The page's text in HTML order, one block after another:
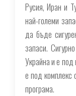
Русия, Иран и
най-големи
да бъде
запаси.
Украйна и е под
е под комплекс
програма.